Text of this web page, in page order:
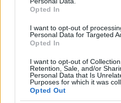
Opted In
I want to opt-out of
Personal Data for Targeted
Opted In
I want to opt-out of
Retention, Sale, and/or
Personal Data that Is
Purposes for which it was
Opted Out
Gélezéses
irtás
Online marketing 101
kárpittisztítás,
gázszerelő Budapest,
festősablon stencil